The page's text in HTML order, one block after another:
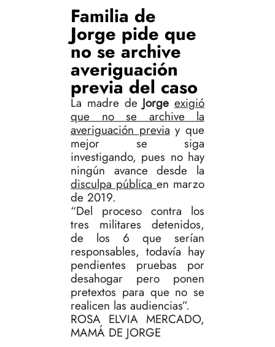
Familia de
Jorge pide que
no se archive
averiguación
previa del caso
La madre de Jorge exigió
que no se archive la
averiguación previa y que
mejor se siga
investigando, pues no hay
ningún avance desde la
disculpa pública en marzo
de 2019.
“Del proceso contra los
tres militares detenidos,
de los 6 que serían
responsables, todavía hay
pendientes pruebas por
desahogar pero ponen
pretextos para que no se
realicen las audiencias”.
ROSA ELVIA MERCADO,
MAMÁ DE JORGE